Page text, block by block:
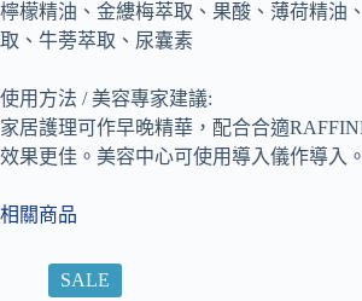
檸檬精油、金縷梅萃取、果酸、薄荷精油
取、牛蒡萃取、尿囊素
使用方法 / 美容專家建議:
家居護理可作早晚精華，配合合適
效果更佳。美容中心可使用導入儀作導入。
相關商品
SALE